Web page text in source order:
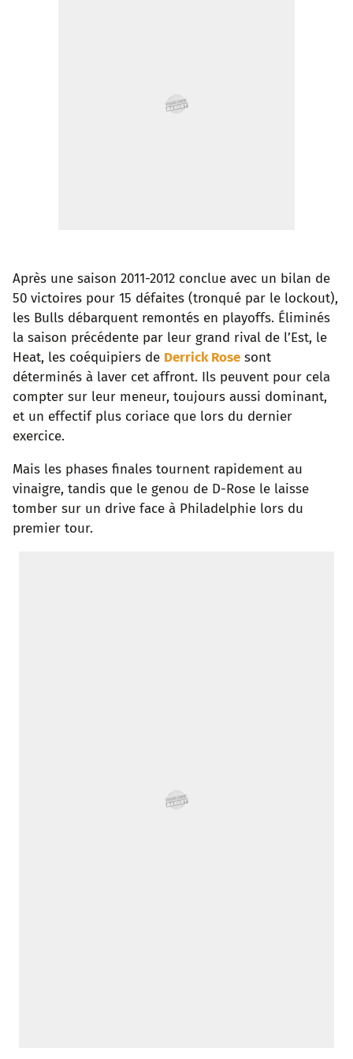
Après une saison 2011-2012 conclue avec un bilan de
50 victoires pour 15 défaites (tronqué par le lockout),
les Bulls débarquent remontés en playoffs. Éliminés
la saison précédente par leur grand rival de l’Est, le
Heat, les coéquipiers de Derrick Rose sont
déterminés à laver cet affront. Ils peuvent pour cela
compter sur leur meneur, toujours aussi dominant,
et un effectif plus coriace que lors du dernier
exercice.
Mais les phases finales tournent rapidement au
vinaigre, tandis que le genou de D-Rose le laisse
tomber sur un drive face à Philadelphie lors du
premier tour.